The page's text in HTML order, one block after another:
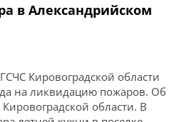
в Александрийском
Кировоградской области
на ликвидацию пожаров. Об
области. В